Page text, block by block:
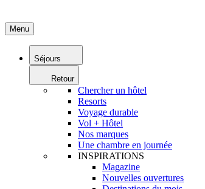
Menu
Séjours
Retour
Chercher un hôtel
Resorts
Voyage durable
Vol + Hôtel
Nos marques
Une chambre en journée
INSPIRATIONS
Magazine
Nouvelles ouvertures